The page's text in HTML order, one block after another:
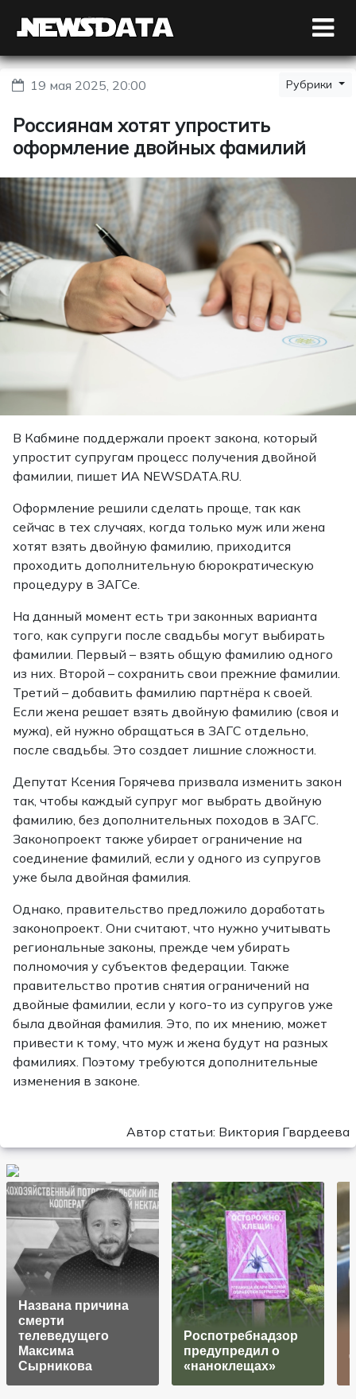
19 мая 2025, 20:00 Рубрики
Россиянам хотят упростить
оформление двойных фамилий
В Кабмине поддержали проект закона, который
упростит супругам процесс получения двойной
фамилии, пишет ИА NEWSDATA.RU.
Оформление решили сделать проще, так как
сейчас в тех случаях, когда только муж или жена
хотят взять двойную фамилию, приходится
проходить дополнительную бюрократическую
процедуру в ЗАГСе.
На данный момент есть три законных варианта
того, как супруги после свадьбы могут выбирать
фамилии. Первый – взять общую фамилию одного
из них. Второй – сохранить свои прежние фамилии.
Третий – добавить фамилию партнёра к своей.
Если жена решает взять двойную фамилию (своя и
мужа), ей нужно обращаться в ЗАГС отдельно,
после свадьбы. Это создает лишние сложности.
Депутат Ксения Горячева призвала изменить закон
так, чтобы каждый супруг мог выбрать двойную
фамилию, без дополнительных походов в ЗАГС.
Законопроект также убирает ограничение на
соединение фамилий, если у одного из супругов
уже была двойная фамилия.
Однако, правительство предложило доработать
законопроект. Они считают, что нужно учитывать
региональные законы, прежде чем убирать
полномочия у субъектов федерации. Также
правительство против снятия ограничений на
двойные фамилии, если у кого-то из супругов уже
была двойная фамилия. Это, по их мнению, может
привести к тому, что муж и жена будут на разных
фамилиях. Поэтому требуются дополнительные
изменения в законе.
Автор статьи: Виктория Гвардеева
Названа причина
смерти
телеведущего
Максима
Сырникова
Роспотребнадзор
предупредил о
«наноклещах»